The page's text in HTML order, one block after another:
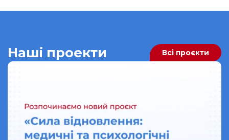
Наші проекти Всі проєкти